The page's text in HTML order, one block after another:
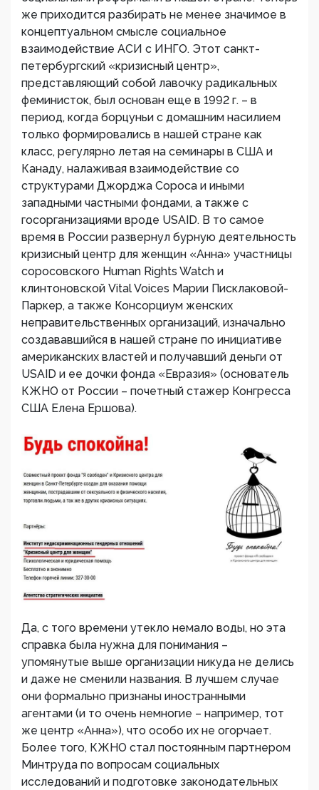
же приходится разбирать не менее значимое в
концептуальном смысле социальное
взаимодействие АСИ с ИНГО. Этот санкт-
петербургский «кризисный центр»,
представляющий собой лавочку радикальных
феминисток, был основан еще в 1992 г. – в
период, когда борцуньи с домашним насилием
только формировались в нашей стране как
класс, регулярно летая на семинары в США и
Канаду, налаживая взаимодействие со
структурами Джорджа Сороса и иными
западными частными фондами, а также с
госорганизациями вроде USAID. В то самое
время в России развернул бурную деятельность
кризисный центр для женщин «Анна» участницы
соросовского Human Rights Watch и
клинтоновской Vital Voices Марии Писклаковой-
Паркер, а также Консорциум женских
неправительственных организаций, изначально
создававшийся в нашей стране по инициативе
американских властей и получавший деньги от
USAID и ее дочки фонда «Евразия» (основатель
КЖНО от России – почетный стажер Конгресса
США Елена Ершова).
Да, с того времени утекло немало воды, но эта
справка была нужна для понимания –
упомянутые выше организации никуда не делись
и даже не сменили названия. В лучшем случае
они формально признаны иностранными
агентами (и то очень немногие – например, тот
же центр «Анна»), что особо их не огорчает.
Более того, КЖНО стал постоянным партнером
Минтруда по вопросам социальных
исследований и подготовке законодательных